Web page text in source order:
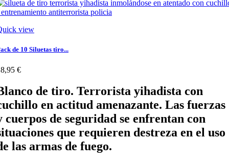
view
de 10 Siluetas tiro...
€
de tiro. Terrorista yihadista con
en actitud amenazante. Las fuerzas
cuerpos de seguridad se enfrentan con
que requieren destreza en el uso
las armas de fuego.